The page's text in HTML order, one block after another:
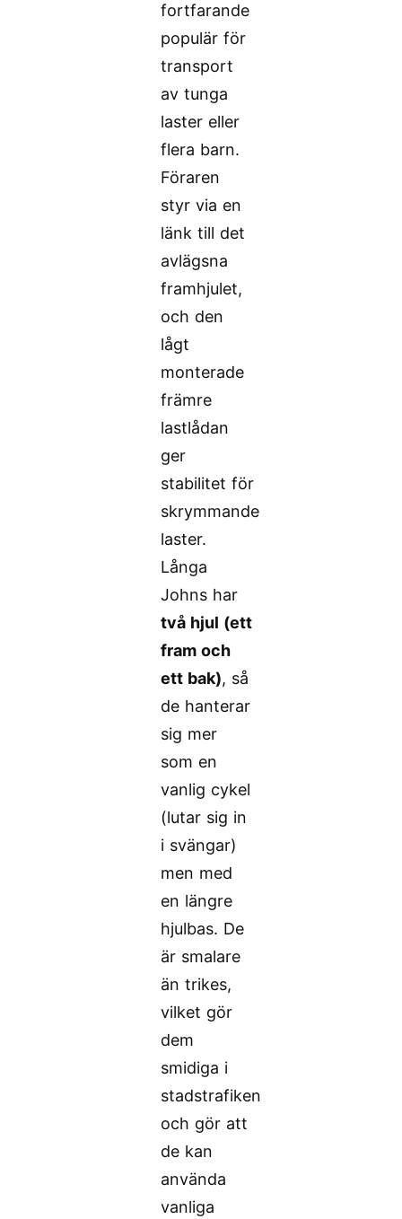
fortfarande
populär för
transport
av tunga
laster eller
flera barn.
Föraren
styr via en
länk till det
avlägsna
framhjulet,
och den
lågt
monterade
främre
lastlådan
ger
stabilitet för
skrymmande
laster.
Långa
Johns har
två hjul (ett
fram och
ett bak), så
de hanterar
sig mer
som en
vanlig cykel
(lutar sig in
i svängar)
men med
en längre
hjulbas. De
är smalare
än trikes,
vilket gör
dem
smidiga i
stadstrafiken
och gör att
de kan
använda
vanliga